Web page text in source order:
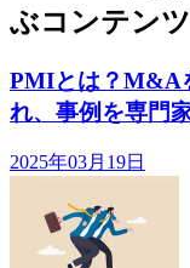
ぶコンテンツ
PMIとは？M&A
れ、事例を専門
2025年03月19日